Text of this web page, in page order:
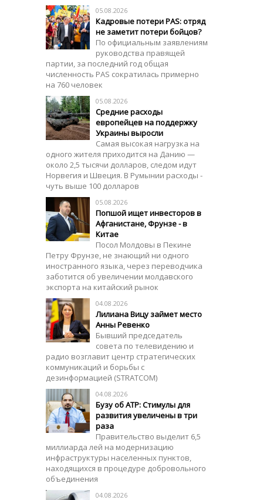
05.08.2026
Кадровые потери PAS: отряд
не заметит потери бойцов?
По официальным заявлениям
руководства правящей
партии, за последний год общая
численность PAS сократилась примерно
на 760 человек
05.08.2026
Средние расходы
европейцев на поддержку
Украины выросли
Самая высокая нагрузка на
одного жителя приходится на Данию —
около 2,5 тысячи долларов, следом идут
Норвегия и Швеция. В Румынии расходы -
чуть выше 100 долларов
05.08.2026
Попшой ищет инвесторов в
Афганистане, Фрунзе - в
Китае
Посол Молдовы в Пекине
Петру Фрунзе, не знающий ни одного
иностранного языка, через переводчика
заботится об увеличении молдавского
экспорта на китайский рынок
04.08.2026
Лилиана Вицу займет место
Анны Ревенко
Бывший председатель
совета по телевидению и
радио возглавит центр стратегических
коммуникаций и борьбы с
дезинформацией (STRATCOM)
04.08.2026
Бузу об АТР: Стимулы для
развития увеличены в три
раза
Правительство выделит 6,5
миллиарда лей на модернизацию
инфраструктуры населенных пунктов,
находящихся в процедуре добровольного
объединения
04.08.2026